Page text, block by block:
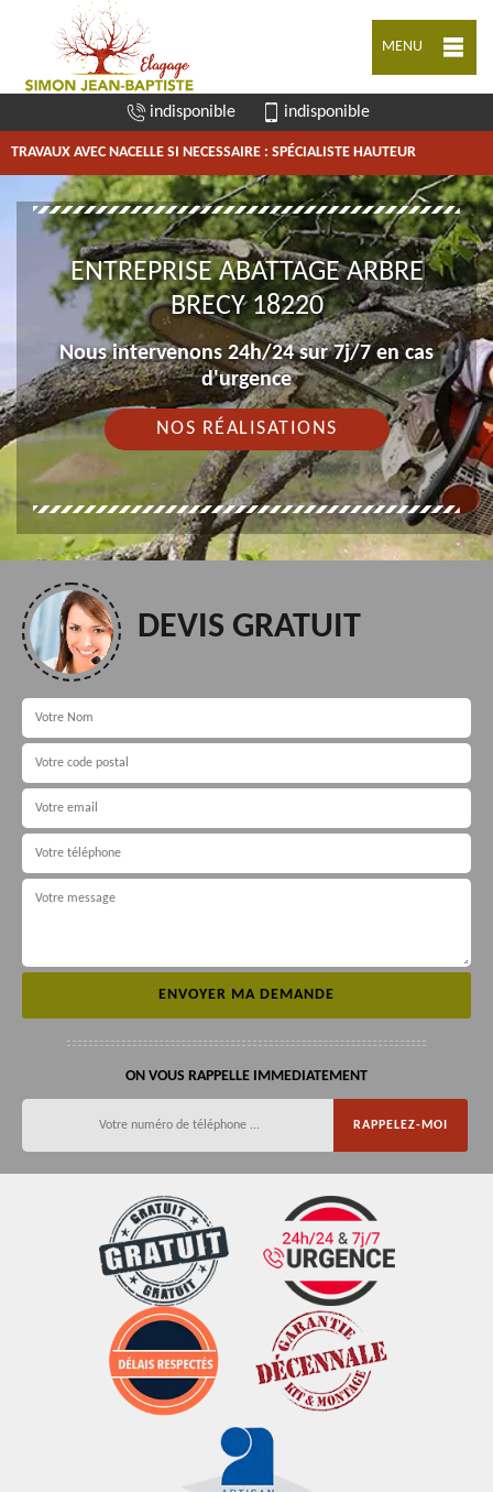
MENU
indisponible indisponible
TRAVAUX AVEC NACELLE SI NECESSAIRE : SPÉCIALISTE HAUTEUR
ENTREPRISE ABATTAGE ARBRE
BRECY 18220
Nous intervenons 24h/24 sur 7j/7 en cas
d'urgence
NOS RÉALISATIONS
DEVIS GRATUIT
ON VOUS RAPPELLE IMMEDIATEMENT